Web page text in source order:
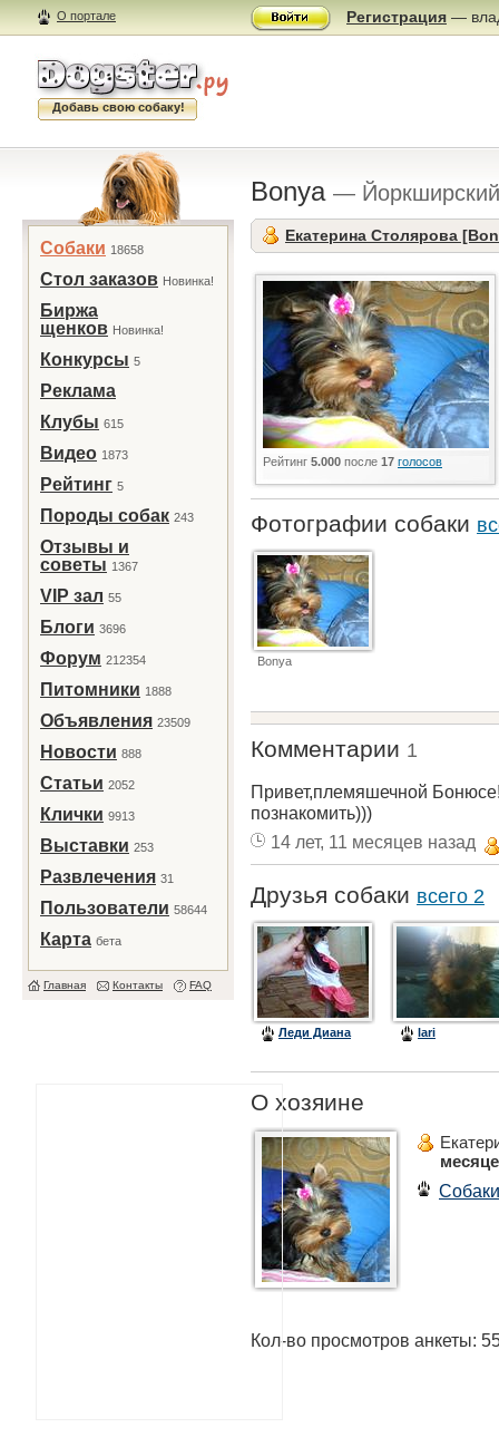
О портале Регистрация —
Добавь свою собаку!
Собаки 18658
Стол заказов Новинка!
Биржа
щенков Новинка!
Конкурсы 5
Реклама
Клубы 615
Видео 1873
Рейтинг 5
Породы собак 243
Отзывы и
советы 1367
VIP зал 55
Блоги 3696
Форум 212354
Питомники 1888
Объявления 23509
Новости 888
Статьи 2052
Клички 9913
Выставки 253
Развлечения 31
Пользователи 58644
Карта бета
Главная Контакты FAQ
Bonya —
Екатерина Столярова
Рейтинг 5.000 после 17 голосов
Фотографии собаки
Bonya
Комментарии 1
Привет,племяшечной
познакомить)))
14 лет, 11 месяцев назад
Друзья собаки всего 2
Леди Диана lari
О хозяине
Собаки
Кол-во просмотров анкеты: